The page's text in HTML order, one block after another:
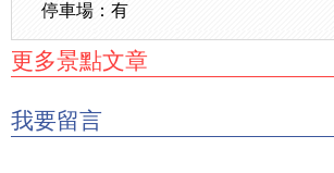
停車場：有
更多景點文章
我要留言